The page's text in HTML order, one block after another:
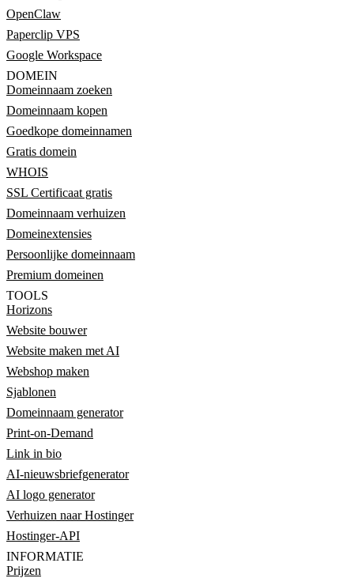
OpenClaw
Paperclip VPS
Google Workspace
DOMEIN
Domeinnaam zoeken
Domeinnaam kopen
Goedkope domeinnamen
Gratis domein
WHOIS
SSL Certificaat gratis
Domeinnaam verhuizen
Domeinextensies
Persoonlijke domeinnaam
Premium domeinen
TOOLS
Horizons
Website bouwer
Website maken met AI
Webshop maken
Sjablonen
Domeinnaam generator
Print-on-Demand
Link in bio
AI-nieuwsbriefgenerator
AI logo generator
Verhuizen naar Hostinger
Hostinger-API
INFORMATIE
Prijzen